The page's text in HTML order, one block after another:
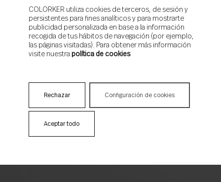
COLORKER utiliza cookies de terceros, de sesión y
persistentes para fines analíticos y para mostrarte
publicidad personalizada en base a la información
recogida de tus hábitos de navegación (por ejemplo,
las páginas visitadas). Para obtener más información
visite nuestra política de cookies
Aceptar todo
Rechazar Configuración de cookies